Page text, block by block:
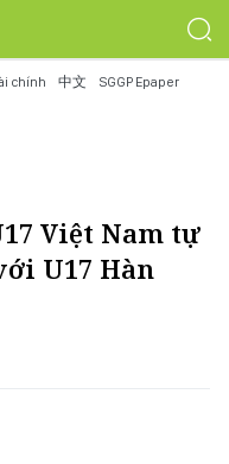
chính 中文 SGGP Epaper
Việt Nam tự
U17 Hàn